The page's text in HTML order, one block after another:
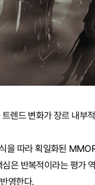
렌드 변화가 장르 내부
을 따라 획일화된
은 반복적이라는 평가
영한다.